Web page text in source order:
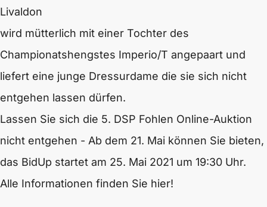
Livaldon
wird mütterlich mit einer Tochter des
Championatshengstes Imperio/T angepaart und
liefert eine junge Dressurdame die sie sich nicht
entgehen lassen dürfen.
Lassen Sie sich die 5. DSP Fohlen Online-Auktion
nicht entgehen - Ab dem 21. Mai können Sie bieten,
das BidUp startet am 25. Mai 2021 um 19:30 Uhr.
Alle Informationen finden Sie hier!